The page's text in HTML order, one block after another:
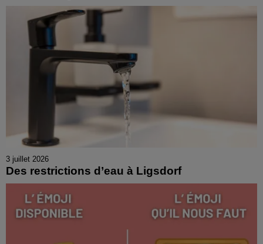
3 juillet 2026
Des restrictions d’eau à Ligsdorf